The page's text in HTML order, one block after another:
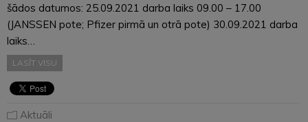
šādos datumos: 25.09.2021 darba laiks 09.00 – 17.00
(JANSSEN pote; Pfizer pirmā un otrā pote) 30.09.2021 darba
laiks…
LASĪT VISU
Aktuāli